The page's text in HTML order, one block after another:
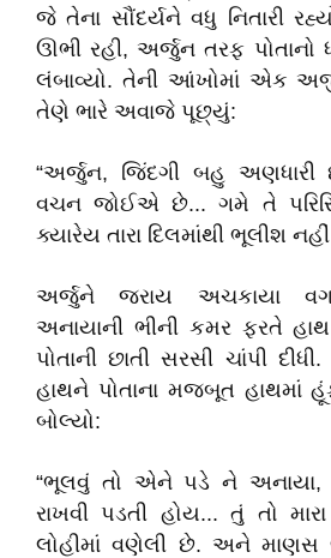
જે તેના સૌંદર્યને વધુ નિતારી
ઊભી રહી, અર્જુન તરફ પોતાનો
લંબાવ્યો. તેની આંખોમાં એક
તેણે ભારે અવાજે પૂછ્યું:
​“અર્જુન, જિંદગી બહુ અણધારી
વચન જોઈએ છે... ગમે તે
ક્યારેય તારા દિલમાંથી ભૂલીશ
​અર્જુને જરાય અચકાયા
અનાયાની ભીની કમર ફરતે
પોતાની છાતી સરસી ચાંપી
હાથને પોતાના મજબૂત હાથમાં
બોલ્યો:
​“ભૂલવું તો એને પડે ને
રાખવી પડતી હોય... તું તો
લોહીમાં વણેલી છે. અને માણસ